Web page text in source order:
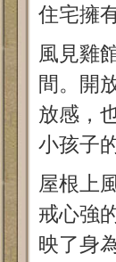
住宅擁
風見雞
間。開
放感，
小孩子
屋根上
戒心強
映了身